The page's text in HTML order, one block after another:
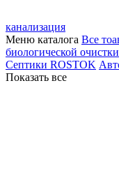
канализация
Меню каталога Все
биологической очистки
Септики ROSTOK
Показать все